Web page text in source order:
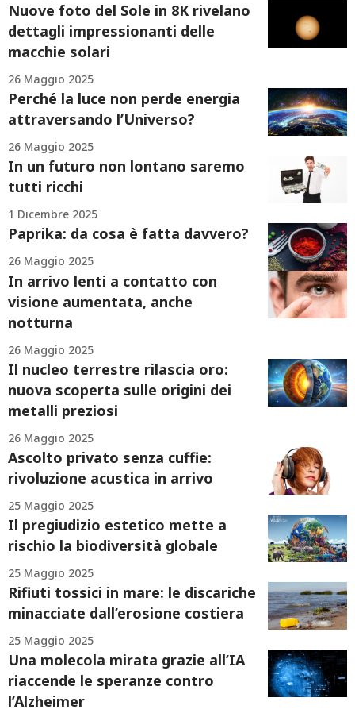
Nuove foto del Sole in 8K rivelano
dettagli impressionanti delle
macchie solari
26 Maggio 2025
Perché la luce non perde energia
attraversando l’Universo?
26 Maggio 2025
In un futuro non lontano saremo
tutti ricchi
1 Dicembre 2025
Paprika: da cosa è fatta davvero?
26 Maggio 2025
In arrivo lenti a contatto con
visione aumentata, anche
notturna
26 Maggio 2025
Il nucleo terrestre rilascia oro:
nuova scoperta sulle origini dei
metalli preziosi
26 Maggio 2025
Ascolto privato senza cuffie:
rivoluzione acustica in arrivo
25 Maggio 2025
Il pregiudizio estetico mette a
rischio la biodiversità globale
25 Maggio 2025
Rifiuti tossici in mare: le discariche
minacciate dall’erosione costiera
25 Maggio 2025
Una molecola mirata grazie all’IA
riaccende le speranze contro
l’Alzheimer